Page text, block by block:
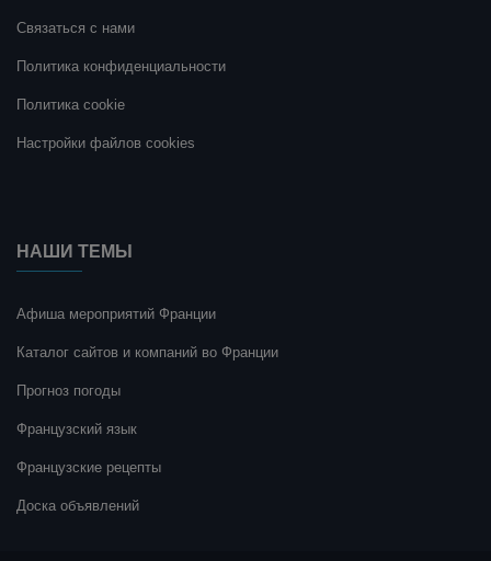
Связаться с нами
Политика конфиденциальности
Политика cookie
Настройки файлов cookies
НАШИ ТЕМЫ
Афиша мероприятий Франции
Каталог сайтов и компаний во Франции
Прогноз погоды
Французский язык
Французские рецепты
Доска объявлений